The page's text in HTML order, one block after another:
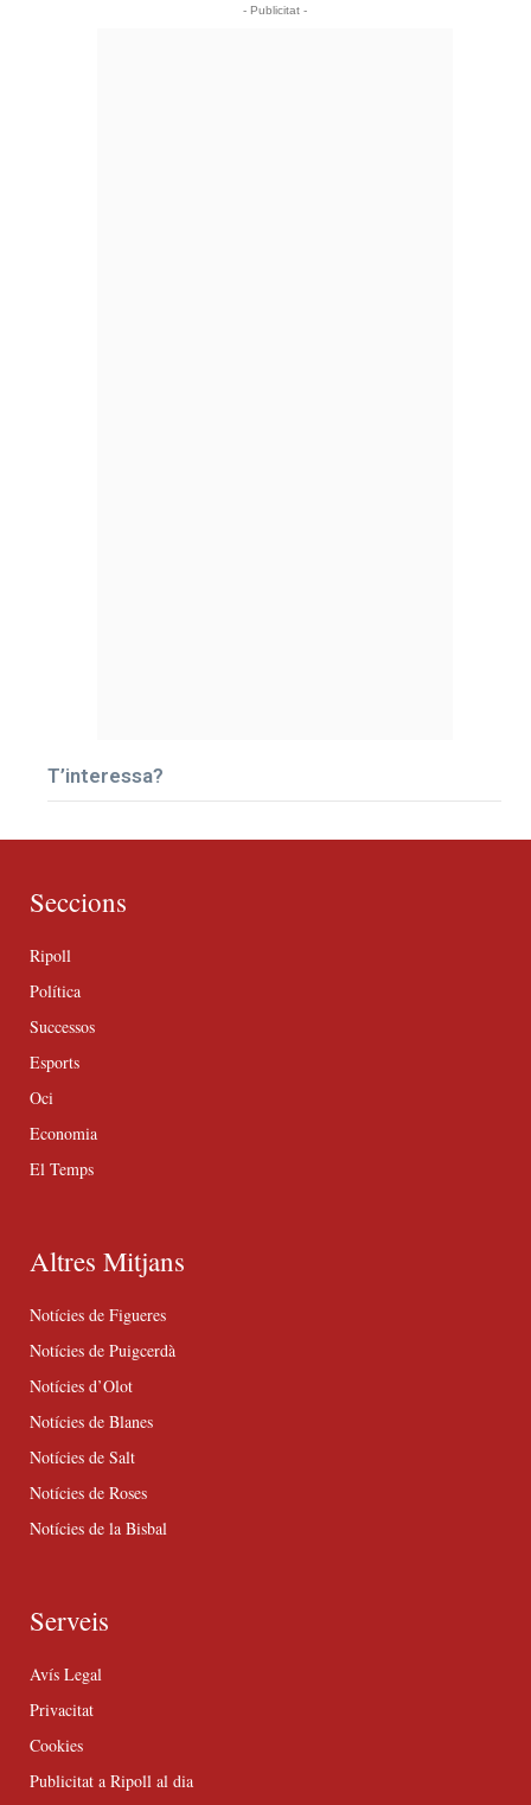
- Publicitat -
T’interessa?
Seccions
Ripoll
Política
Successos
Esports
Oci
Economia
El Temps
Altres Mitjans
Notícies de Figueres
Notícies de Puigcerdà
Notícies d’Olot
Notícies de Blanes
Notícies de Salt
Notícies de Roses
Notícies de la Bisbal
Serveis
Avís Legal
Privacitat
Cookies
Publicitat a Ripoll al dia